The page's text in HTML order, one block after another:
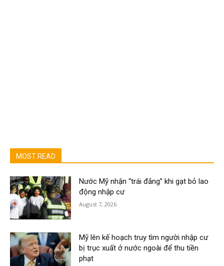
MOST READ
Nước Mỹ nhận “trái đắng” khi gạt bỏ lao
động nhập cư
August 7, 2026
Mỹ lên kế hoạch truy tìm người nhập cư
bị trục xuất ở nước ngoài để thu tiền
phạt